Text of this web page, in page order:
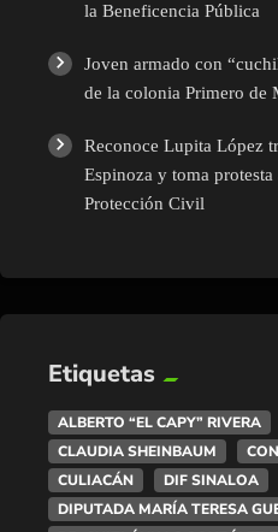
la Beneficencia Pública
Joven armado con
de la colonia Primero de
Reconoce Lupita López
Espinoza y toma
Protección Civil
Etiquetas
ALBERTO “EL CAPY” RIVERA
CLAUDIA SHEINBAUM
CULIACÁN
DIF SINALOA
DIPUTADA MARÍA TERESA